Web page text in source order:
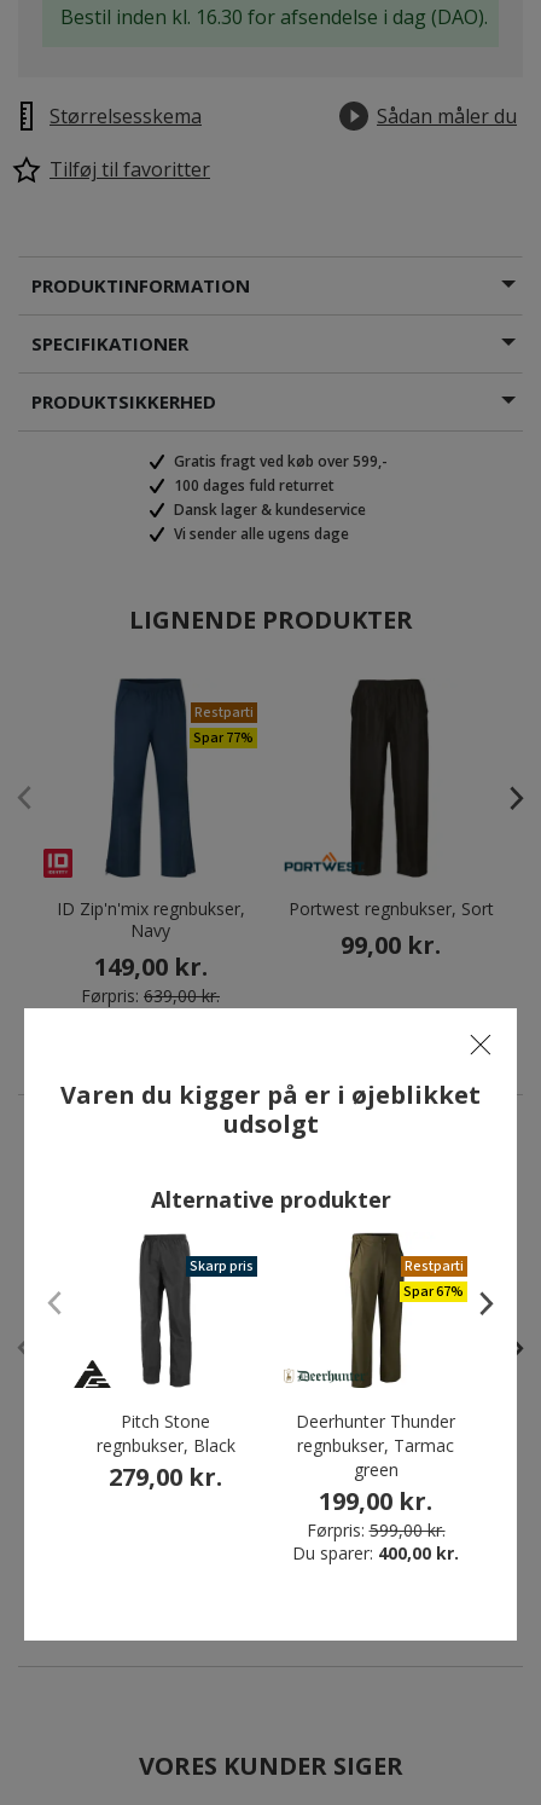
Bestil inden kl. 16.30 for afsendelse i dag (DAO).
Størrelsesskema
Sådan måler du
Tilføj til favoritter
PRODUKTINFORMATION
SPECIFIKATIONER
PRODUKTSIKKERHED
Gratis fragt ved køb over 599,-
100 dages fuld returret
Dansk lager & kundeservice
Vi sender alle ugens dage
LIGNENDE PRODUKTER
Restparti
Spar 77%
ID Zip'n'mix regnbukser,
Navy
149,00 kr.
Førpris: 639,00 kr.
Portwest regnbukser, Sort
99,00 kr.
Matterhorn Trotter dame
skalbukser, Sort
Restparti
Spar 89%
Tee Jays Newport
damejakke, Navy
99,00 kr.
Førpris: 879,00 kr.
Du sparer:
780,00 kr.
Varen du kigger på er i øjeblikket
udsolgt
Alternative produkter
Skarp pris
Pitch Stone
regnbukser, Black
279,00 kr.
Restparti
Spar 67%
Deerhunter Thunder
regnbukser, Tarmac
green
199,00 kr.
Førpris: 599,00 kr.
Du sparer: 400,00 kr.
VORES KUNDER SIGER